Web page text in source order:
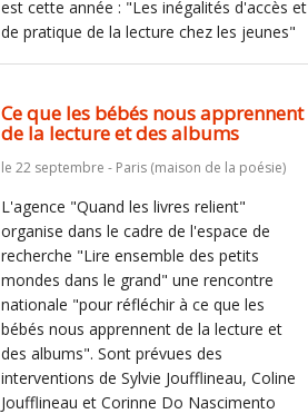
est cette année : "Les inégalités d'accès et
de pratique de la lecture chez les jeunes"
Ce que les bébés nous apprennent
de la lecture et des albums
le 22 septembre - Paris (maison de la poésie)
L'agence "Quand les livres relient"
organise dans le cadre de l'espace de
recherche "Lire ensemble des petits
mondes dans le grand" une rencontre
nationale "pour réfléchir à ce que les
bébés nous apprennent de la lecture et
des albums". Sont prévues des
interventions de Sylvie Joufflineau, Coline
Joufflineau et Corinne Do Nascimento